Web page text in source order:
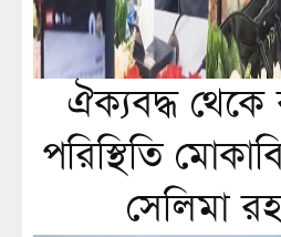
ঐক্যবদ্ধ থেকে
পরিস্থিতি
সেলিমা